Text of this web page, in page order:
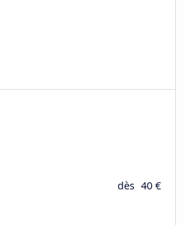
dès 40 €